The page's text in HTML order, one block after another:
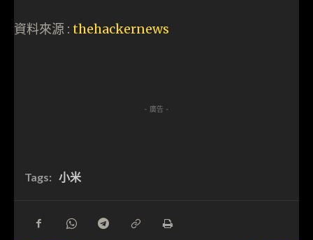
資料來源 : thehackernews
- 廣告 -
Tags: 小米